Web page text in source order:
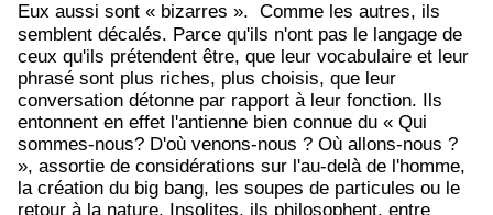
Eux aussi sont « bizarres ». Comme les autres, ils
semblent décalés. Parce qu'ils n'ont pas le langage de
ceux qu'ils prétendent être, que leur vocabulaire et leur
phrasé sont plus riches, plus choisis, que leur
conversation détonne par rapport à leur fonction. Ils
entonnent en effet l'antienne bien connue du « Qui
sommes-nous? D'où venons-nous ? Où allons-nous ?
», assortie de considérations sur l'au-delà de l'homme,
la création du big bang, les soupes de particules ou le
retour à la nature. Insolites, ils philosophent, entre